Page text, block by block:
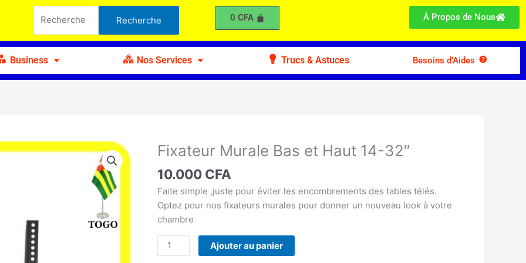
pour :
Recherche 0 CFA À Propos de Nous
Business Nos Services Trucs & Astuces Besoins d’Aides
Fixateur Murale Bas et Haut 14-32″
10.000 CFA
Faite simple ,juste pour éviter les encombrements des tables télés.
Optez pour nos fixateurs murales pour donner un nouveau look à votre
chambre
quantité
Fixateur
Murale
Bas
et
14-
Ajouter au panier
Haut
14-
32"